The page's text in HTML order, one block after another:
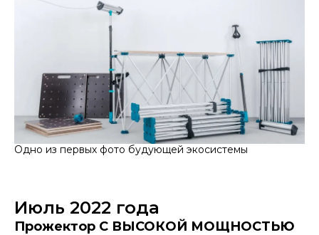
Одно из первых фото будующей экосистемы
Июль 2022 года
Прожектор С ВЫСОКОЙ МОЩНОСТЬЮ